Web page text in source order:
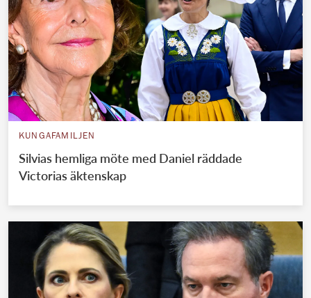
KUNGAFAMILJEN
Silvias hemliga möte med Daniel räddade
Victorias äktenskap